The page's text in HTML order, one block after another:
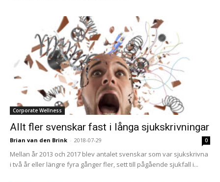
Corporate Wellness
Allt fler svenskar fast i långa sjukskrivningar
Brian van den Brink - 2018-07-29 0
Mellan år 2013 och 2017 blev antalet svenskar som var sjukskrivna
i två år eller längre fyra gånger fler, sett till pågående sjukfall i...